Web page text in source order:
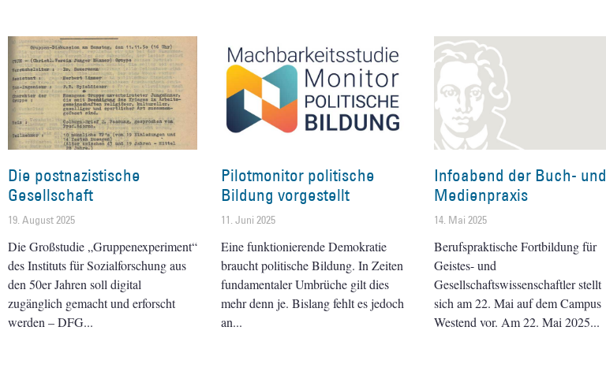
Die postnazistische
Gesellschaft
19. August 2025
Die Großstudie „Gruppenexperiment“
des Instituts für Sozialforschung aus
den 50er Jahren soll digital
zugänglich gemacht und erforscht
werden – DFG
Pilotmonitor politische
Bildung vorgestellt
11. Juni 2025
Eine funktionierende Demokratie
braucht politische Bildung. In Zeiten
fundamentaler Umbrüche gilt dies
mehr denn je. Bislang fehlt es jedoch
an
Infoabend der Buch- und
Medienpraxis
14. Mai 2025
Berufspraktische Fortbildung für
Geistes- und
Gesellschaftswissenschaftler stellt
sich am 22. Mai auf dem Campus
Westend vor. Am 22. Mai 2025